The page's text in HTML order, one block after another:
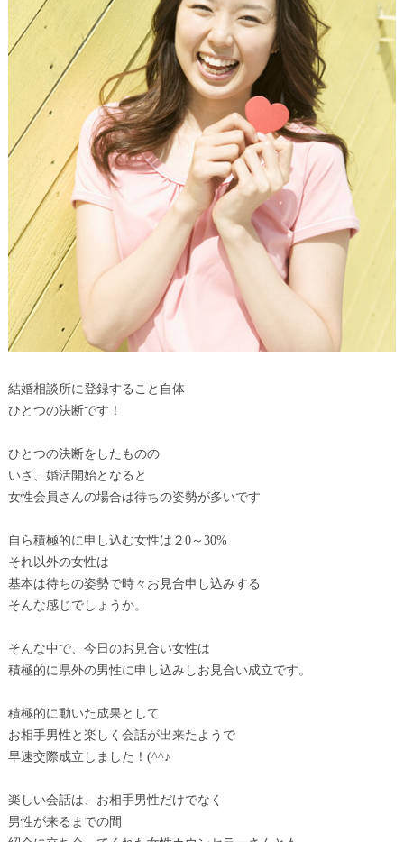
結婚相談所に登録すること自体
ひとつの決断です！
ひとつの決断をしたものの
いざ、婚活開始となると
女性会員さんの場合は待ちの姿勢が多いです
自ら積極的に申し込む女性は２0～30%
それ以外の女性は
基本は待ちの姿勢で時々お見合申し込みする
そんな感じでしょうか。
そんな中で、今日のお見合い女性は
積極的に県外の男性に申し込みしお見合い成立です。
積極的に動いた成果として
お相手男性と楽しく会話が出来たようで
早速交際成立しました！(^^♪
楽しい会話は、お相手男性だけでなく
男性が来るまでの間